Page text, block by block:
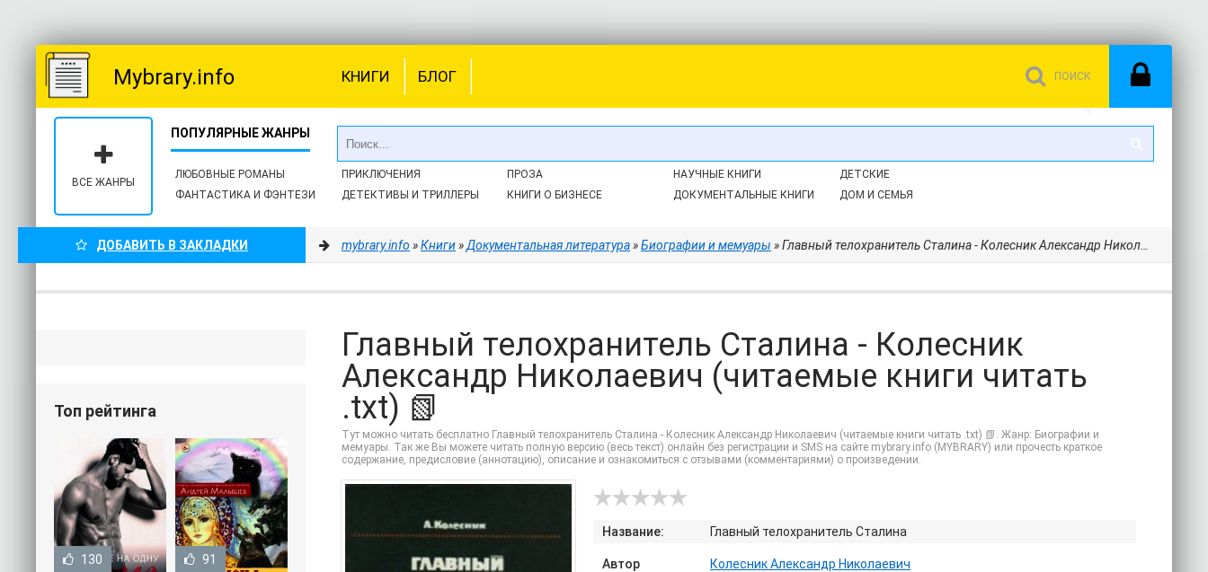
Mybrary.info КНИГИ БЛОГ
ЛЮБОВНЫЕ РОМАНЫ
ФАНТАСТИКА И ФЭНТЕЗИ
ПРИКЛЮЧЕНИЯ
ДЕТЕКТИВЫ И ТРИЛЛЕРЫ
ПРОЗА
КНИГИ О БИЗНЕСЕ
НАУЧНЫЕ КНИГИ
ДОКУМЕНТАЛЬНЫЕ КНИГИ
ДЕТСКИЕ
ДОМ И СЕМЬЯ
ВСЕ ЖАНРЫ
ДОБАВИТЬ В ЗАКЛАДКИ mybrary.info »Книги»Документальная литература»Биографии и мемуары » Главный телохранитель Сталина - Колесник Александр Николаевич (читаемые книги читать .txt) 📗
Главный телохранитель Сталина - Колесник
Александр Николаевич (читаемые книги читать
.txt) 📗
Тут можно читать бесплатно Главный телохранитель Сталина - Колесник Александр Николаевич (читаемые книги читать .txt) 📗. Жанр: Биографии и
мемуары. Так же Вы можете читать полную версию (весь текст) онлайн без регистрации и SMS на сайте mybrary.info (MYBRARY) или прочесть краткое
содержание, предисловие (аннотацию), описание и ознакомиться с отзывами (комментариями) о произведении.
Название: Главный телохранитель Сталина
Автор Колесник Александр Николаевич
Топ рейтинга
130 91